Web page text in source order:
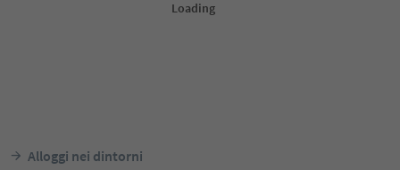
Alloggi nei dintorni